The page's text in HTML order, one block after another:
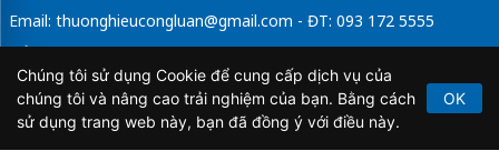
Email: thuonghieucongluan@gmail.com - ĐT: 093 172 5555
Tổng Biên Tập: Vũ Đức Thuận
Giấy phép hoạt động báo chí điện tử số 64/GP-BTTTT do Bộ
Thông tin và Truyền thông cấp ngày 21/2/2020.
Chúng tôi sử dụng Cookie để cung cấp dịch vụ của
chúng tôi và nâng cao trải nghiệm của bạn. Bằng cách
sử dụng trang web này, bạn đã đồng ý với điều này.
OK